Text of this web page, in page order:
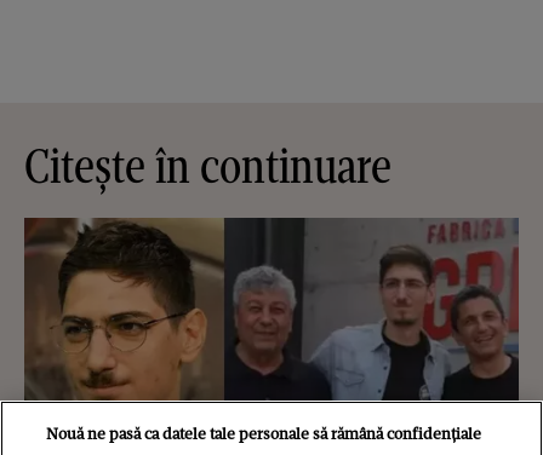
Citește în continuare
Nouă ne pasă ca datele tale personale să rămână confidențiale